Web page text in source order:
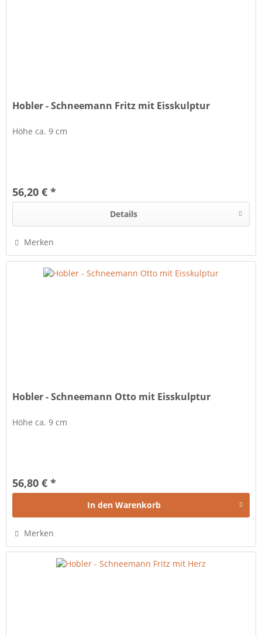
Hobler - Schneemann Fritz mit Eisskulptur
Höhe ca. 9 cm
56,20 € *
Details
Merken
Hobler - Schneemann Otto mit Eisskulptur
Höhe ca. 9 cm
56,80 € *
In den Warenkorb
Merken